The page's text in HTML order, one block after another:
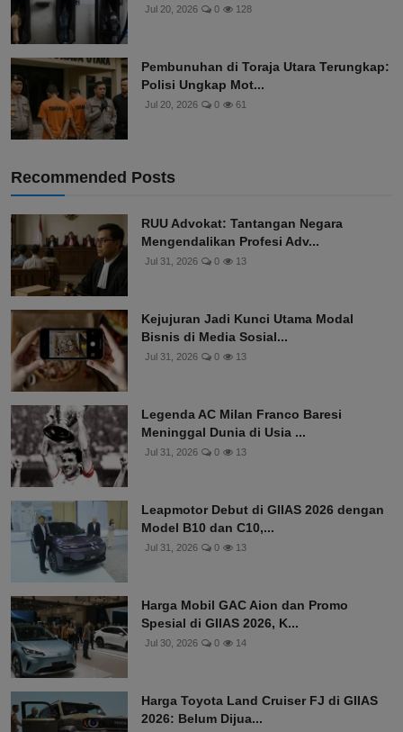
Jul 20, 2026 0 128
Pembunuhan di Toraja Utara Terungkap:
Polisi Ungkap Mot...
Jul 20, 2026 0 61
Recommended Posts
RUU Advokat: Tantangan Negara
Mengendalikan Profesi Adv...
Jul 31, 2026 0 13
Kejujuran Jadi Kunci Utama Modal
Bisnis di Media Sosial...
Jul 31, 2026 0 13
Legenda AC Milan Franco Baresi
Meninggal Dunia di Usia ...
Jul 31, 2026 0 13
Leapmotor Debut di GIIAS 2026 dengan
Model B10 dan C10,...
Jul 31, 2026 0 13
Harga Mobil GAC Aion dan Promo
Spesial di GIIAS 2026, K...
Jul 30, 2026 0 14
Harga Toyota Land Cruiser FJ di GIIAS
2026: Belum Dijua...